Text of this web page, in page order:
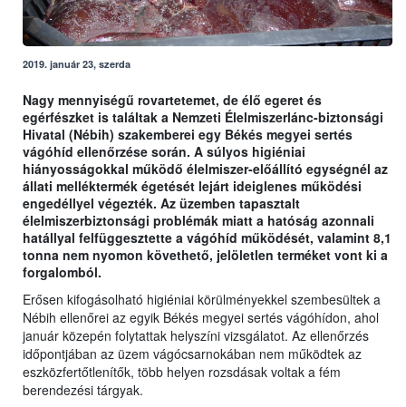
2019. január 23, szerda
Nagy mennyiségű rovartetemet, de élő egeret és
egérfészket is találtak a Nemzeti Élelmiszerlánc-biztonsági
Hivatal (Nébih) szakemberei egy Békés megyei sertés
vágóhíd ellenőrzése során. A súlyos higiéniai
hiányosságokkal működő élelmiszer-előállító egységnél az
állati melléktermék égetését lejárt ideiglenes működési
engedéllyel végezték. Az üzemben tapasztalt
élelmiszerbiztonsági problémák miatt a hatóság azonnali
hatállyal felfüggesztette a vágóhíd működését, valamint 8,1
tonna nem nyomon követhető, jelöletlen terméket vont ki a
forgalomból.
Erősen kifogásolható higiéniai körülményekkel szembesültek a
Nébih ellenőrei az egyik Békés megyei sertés vágóhídon, ahol
január közepén folytattak helyszíni vizsgálatot. Az ellenőrzés
időpontjában az üzem vágócsarnokában nem működtek az
eszközfertőtlenítők, több helyen rozsdásak voltak a fém
berendezési tárgyak.